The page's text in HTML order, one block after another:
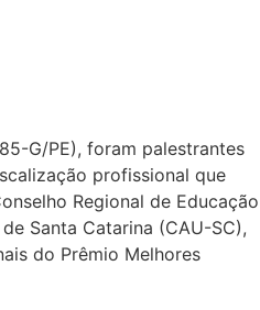
G/PE), foram palestrantes
profissional que
Regional de Educação
Santa Catarina (CAU-SC),
do Prêmio Melhores